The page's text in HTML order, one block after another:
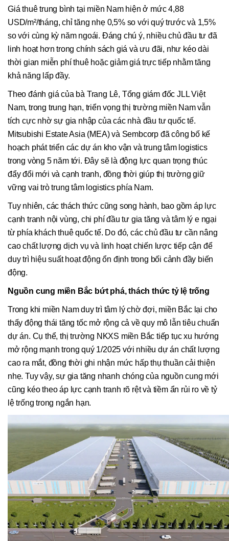
Giá thuê trung bình tại miền Nam hiện ở mức 4,88
USD/m²/tháng, chỉ tăng nhẹ 0,5% so với quý trước và 1,5%
so với cùng kỳ năm ngoái. Đáng chú ý, nhiều chủ đầu tư đã
linh hoạt hơn trong chính sách giá và ưu đãi, như kéo dài
thời gian miễn phí thuê hoặc giảm giá trực tiếp nhằm tăng
khả năng lấp đầy.
Theo đánh giá của bà Trang Lê, Tổng giám đốc JLL Việt
Nam, trong trung hạn, triển vọng thị trường miền Nam vẫn
tích cực nhờ sự gia nhập của các nhà đầu tư quốc tế.
Mitsubishi Estate Asia (MEA) và Sembcorp đã công bố kế
hoạch phát triển các dự án kho vận và trung tâm logistics
trong vòng 5 năm tới. Đây sẽ là động lực quan trọng thúc
đẩy đổi mới và cạnh tranh, đồng thời giúp thị trường giữ
vững vai trò trung tâm logistics phía Nam.
Tuy nhiên, các thách thức cũng song hành, bao gồm áp lực
cạnh tranh nội vùng, chi phí đầu tư gia tăng và tâm lý e ngại
từ phía khách thuê quốc tế. Do đó, các chủ đầu tư cần nâng
cao chất lượng dịch vụ và linh hoạt chiến lược tiếp cận để
duy trì hiệu suất hoạt động ổn định trong bối cảnh đầy biến
động.
Nguồn cung miền Bắc bứt phá, thách thức tỷ lệ trống
Trong khi miền Nam duy trì tâm lý chờ đợi, miền Bắc lại cho
thấy động thái tăng tốc mở rộng cả về quy mô lẫn tiêu chuẩn
dự án. Cụ thể, thị trường NKXS miền Bắc tiếp tục xu hướng
mở rộng mạnh trong quý 1/2025 với nhiều dự án chất lượng
cao ra mắt, đồng thời ghi nhận mức hấp thụ thuần cải thiện
nhẹ. Tuy vậy, sự gia tăng nhanh chóng của nguồn cung mới
cũng kéo theo áp lực cạnh tranh rõ rệt và tiềm ẩn rủi ro về tỷ
lệ trống trong ngắn hạn.